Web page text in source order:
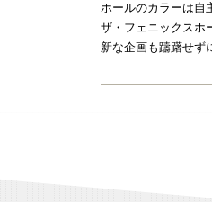
ホールのカラーは自
ザ・フェニックスホ
新な企画も躊躇せず